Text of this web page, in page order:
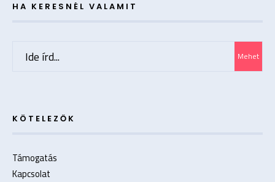
HA KERESNÉL VALAMIT
Mehet
KÖTELEZŐK
Támogatás
Kapcsolat